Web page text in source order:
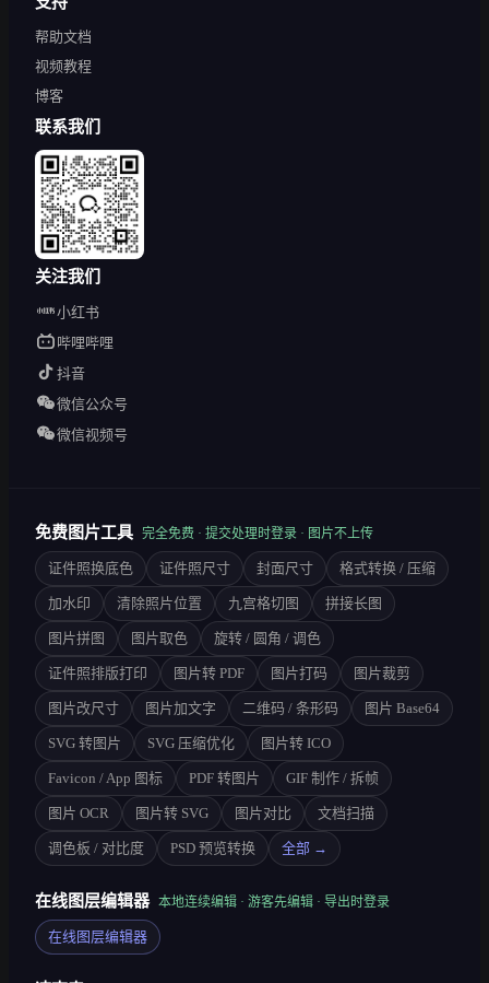
帮助文档
视频教程
博客
联系我们
关注我们
小红书
哔哩哔哩
抖音
微信公众号
微信视频号
免费图片工具 完全免费 · 提交处理时登录 · 图片不上传
证件照换底色 证件照尺寸 封面尺寸 格式转换 / 压缩
加水印 清除照片位置 九宫格切图 拼接长图
图片拼图 图片取色 旋转 / 圆角 / 调色
证件照排版打印 图片转 PDF 图片打码 图片裁剪
图片改尺寸 图片加文字 二维码 / 条形码 图片 Base64
SVG 转图片 SVG 压缩优化 图片转 ICO
Favicon / App 图标 PDF 转图片 GIF 制作 / 拆帧
图片 OCR 图片转 SVG 图片对比 文档扫描
调色板 / 对比度 PSD 预览转换 全部 →
在线图层编辑器 本地连续编辑 · 游客先编辑 · 导出时登录
在线图层编辑器